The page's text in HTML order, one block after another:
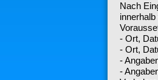
Nach
- Ort,
- Ort,
-
-